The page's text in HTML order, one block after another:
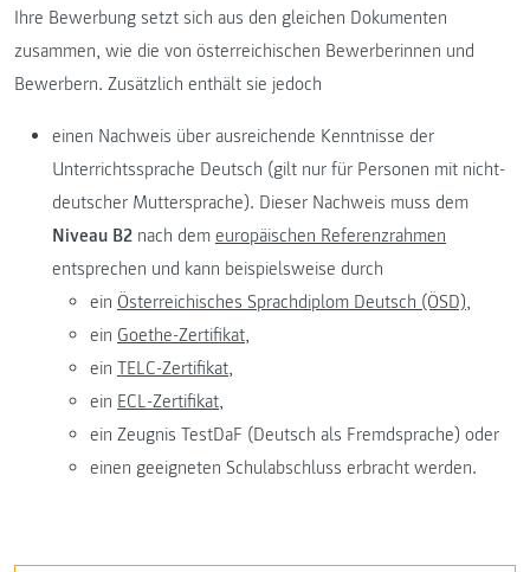
Ihre Bewerbung setzt sich aus den gleichen Dokumenten
zusammen, wie die von österreichischen Bewerberinnen und
Bewerbern. Zusätzlich enthält sie jedoch
einen Nachweis über ausreichende Kenntnisse der
Unterrichtssprache Deutsch (gilt nur für Personen mit nicht-
deutscher Muttersprache). Dieser Nachweis muss dem
Niveau B2 nach dem europäischen Referenzrahmen
entsprechen und kann beispielsweise durch
ein Österreichisches Sprachdiplom Deutsch (ÖSD),
ein Goethe-Zertifikat,
ein TELC-Zertifikat,
ein ECL-Zertifikat,
ein Zeugnis TestDaF (Deutsch als Fremdsprache) oder
einen geeigneten Schulabschluss erbracht werden.